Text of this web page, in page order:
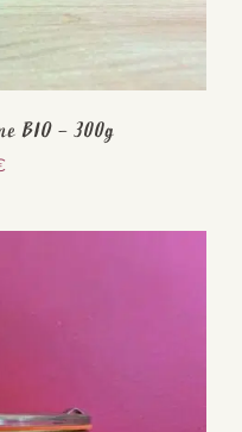
BIO – 300g